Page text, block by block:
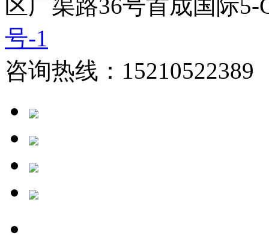
区广渠路36号首成国际
号-1
咨询热线：